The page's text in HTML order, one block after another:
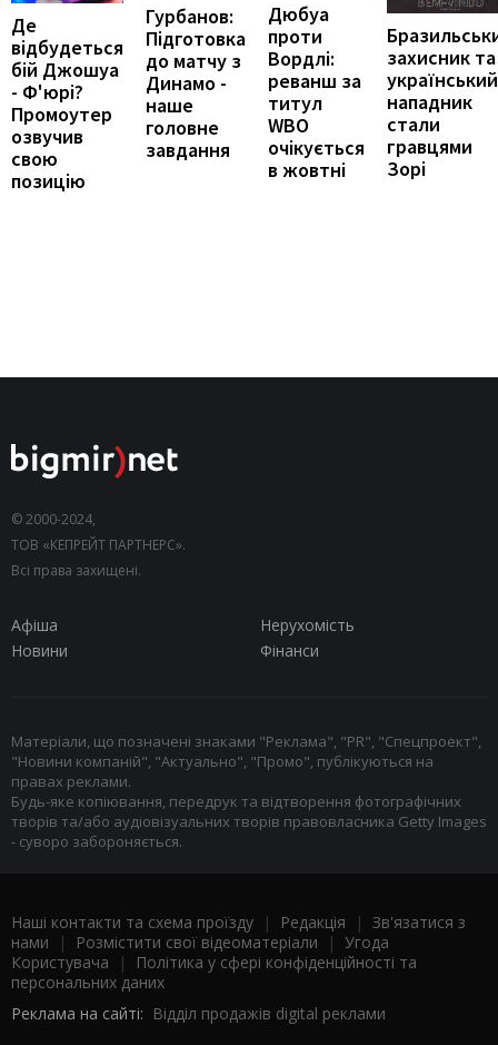
Де
відбудеться
бій Джошуа
- Ф'юрі?
Промоутер
озвучив
свою
позицію
Гурбанов:
Підготовка
до матчу з
Динамо -
наше
головне
завдання
Дюбуа
проти
Вордлі:
реванш за
титул
WBO
очікується
в жовтні
захисник та
український
нападник
стали
гравцями
Зорі
© 2000-2024,
ТОВ «КЕПРЕЙТ ПАРТНЕРС».
Всі права захищені.
Афіша
Нерухомість
Новини
Фінанси
Матеріали, що позначені знаками "Реклама", "PR", "Спецпроект",
"Новини компаній", "Актуально", "Промо", публікуються на
правах реклами.
Будь-яке копіювання, передрук та відтворення фотографічних
творів та/або аудіовізуальних творів правовласника Getty Images
- суворо забороняється.
Наші контакти та схема проїзду | Редакція | Зв'язатися з
нами | Розмістити свої відеоматеріали | Угода
Користувача |
Політика у сфері конфіденційності та
персональних даних
Реклама на сайті: Відділ продажів digital реклами